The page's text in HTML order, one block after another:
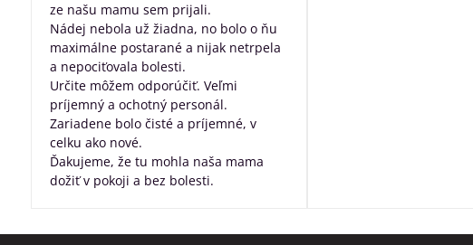
ze našu mamu sem prijali.
Nádej nebola už žiadna, no bolo o ňu
maximálne postarané a nijak netrpela
a nepociťovala bolesti.
Určite môžem odporúčiť. Veľmi
príjemný a ochotný personál.
Zariadene bolo čisté a príjemné, v
celku ako nové.
Ďakujeme, že tu mohla naša mama
dožiť v pokoji a bez bolesti.